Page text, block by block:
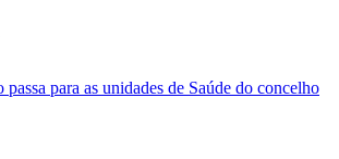
para as unidades de Saúde do concelho